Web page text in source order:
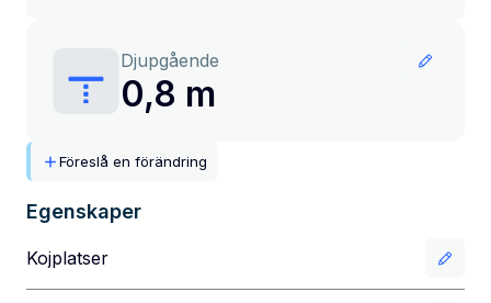
Djupgående
0,8 m
Föreslå en förändring
Egenskaper
Kojplatser